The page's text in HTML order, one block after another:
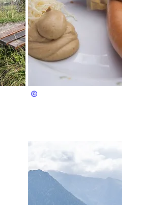
ReichenhallBerchtesgaden & Bad Reichenhall